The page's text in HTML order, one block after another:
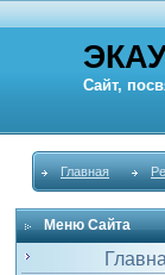
Сайт,
Главная
Меню Сайта